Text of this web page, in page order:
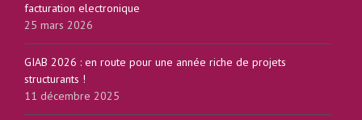
facturation electronique
25 mars 2026
GIAB 2026 : en route pour une année riche de projets
structurants !
11 décembre 2025